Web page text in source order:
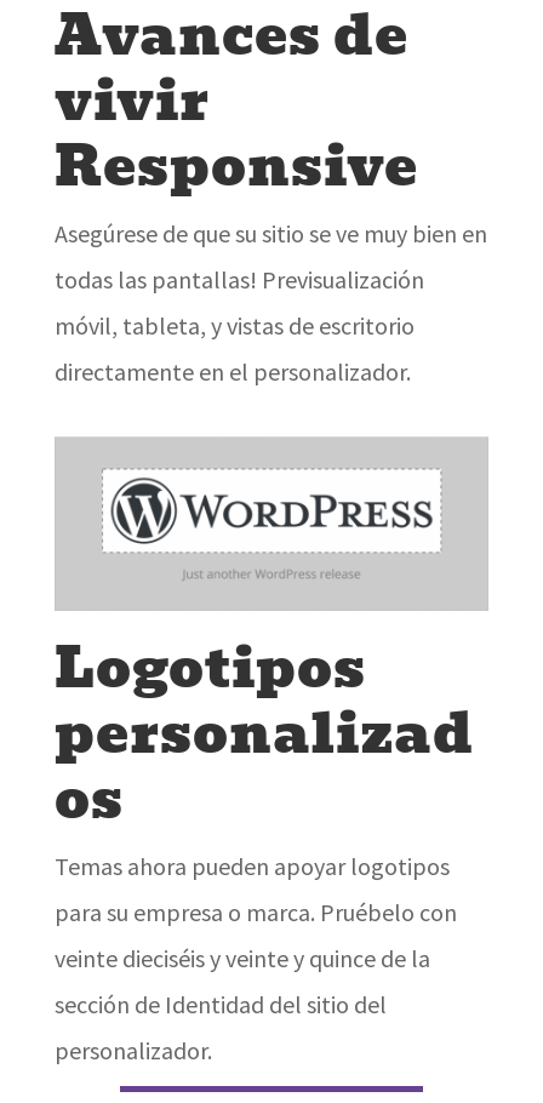
Avances de
vivir
Responsive
Asegúrese de que su sitio se ve muy bien en
todas las pantallas! Previsualización
móvil, tableta, y vistas de escritorio
directamente en el personalizador.
Logotipos
personalizad
os
Temas ahora pueden apoyar logotipos
para su empresa o marca. Pruébelo con
veinte dieciséis y veinte y quince de la
sección de Identidad del sitio del
personalizador.